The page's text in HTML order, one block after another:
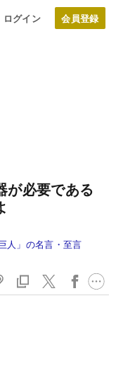
ログイン
が必要である
人」の名言・至言